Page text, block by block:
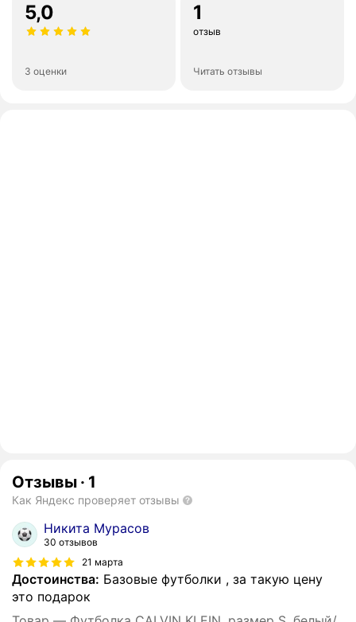
5,0
3 оценки
1
отзыв
Читать отзывы
Отзывы · 1
Как Яндекс проверяет отзывы
Никита Мурасов
30 отзывов
21 марта
Достоинства: Базовые футболки , за такую цену
это подарок